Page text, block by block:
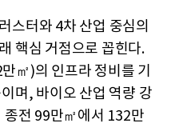
스터와 4차 산업 중심의
핵심 거점으로 꼽힌다.
㎡)의 인프라 정비를 기
며, 바이오 산업 역량 강
종전 99만㎡에서 132만